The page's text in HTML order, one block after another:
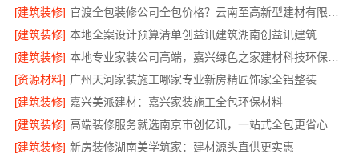
[建筑装修]
[建筑装修] 本地全案设计预算清单创益讯建筑湖南创益讯建筑
[建筑装修]
本地专业家装公司高端，嘉兴绿色之家建材科技环保全包装修
[资源材料] 广州天河家装施工哪家专业新房精匠饰家全铝整装
[建筑装修] 嘉兴美派建材：嘉兴家装施工全包环保材料
[建筑装修] 高端装修服务就选南京市创亿讯，一站式全包更省心
[建筑装修] 新房装修湖南美学筑家：建材源头直供更实惠